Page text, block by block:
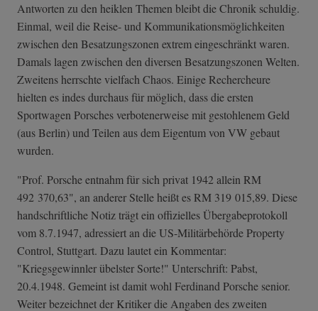
Antworten zu den heiklen Themen bleibt die Chronik schuldig.
Einmal, weil die Reise- und Kommunikationsmöglichkeiten
zwischen den Besatzungszonen extrem eingeschränkt waren.
Damals lagen zwischen den diversen Besatzungszonen Welten.
Zweitens herrschte vielfach Chaos. Einige Rechercheure
hielten es indes durchaus für möglich, dass die ersten
Sportwagen Porsches verbotenerweise mit gestohlenem Geld
(aus Berlin) und Teilen aus dem Eigentum von VW gebaut
wurden.
"Prof. Porsche entnahm für sich privat 1942 allein RM
492 370,63", an anderer Stelle heißt es RM 319 015,89. Diese
handschriftliche Notiz trägt ein offizielles Übergabeprotokoll
vom 8.7.1947, adressiert an die US-Militärbehörde Property
Control, Stuttgart. Dazu lautet ein Kommentar:
"Kriegsgewinnler übelster Sorte!" Unterschrift: Pabst,
20.4.1948. Gemeint ist damit wohl Ferdinand Porsche senior.
Weiter bezeichnet der Kritiker die Angaben des zweiten